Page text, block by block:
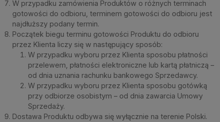
W przypadku zamówienia Produktów o różnych terminach
gotowości do odbioru, terminem gotowości do odbioru jest
najdłuższy podany termin.
Początek biegu terminu gotowości Produktu do odbioru
przez Klienta liczy się w następujący sposób:
W przypadku wyboru przez Klienta sposobu płatności
przelewem, płatności elektroniczne lub kartą płatniczą –
od dnia uznania rachunku bankowego Sprzedawcy.
W przypadku wyboru przez Klienta sposobu gotówką
przy odbiorze osobistym – od dnia zawarcia Umowy
Sprzedaży.
Dostawa Produktu odbywa się wyłącznie na terenie Polski.